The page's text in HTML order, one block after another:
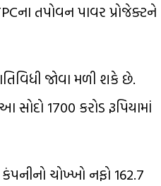
તપોવન પાવર પ્રોજેક્ટને
જોવા મળી શકે છે.
સોદો 1700 કરોડ રૂપિયામાં
ચોખ્ખો નફો 162.7